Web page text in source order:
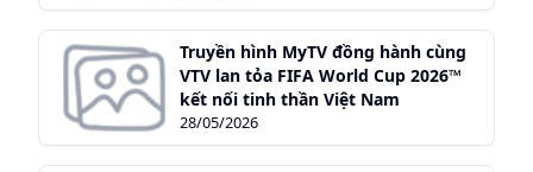
Truyền hình MyTV đồng hành cùng
VTV lan tỏa FIFA World Cup 2026™
kết nối tinh thần Việt Nam
28/05/2026